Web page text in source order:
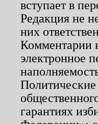
вступает в
Редакция не
них
Комментарии
электронное
Политические
гарантиях